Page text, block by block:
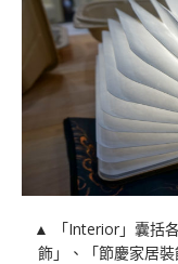
▲ 「Interior」囊括
飾」、「節慶家居